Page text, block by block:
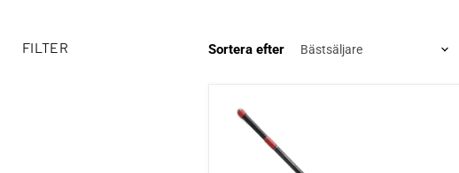
FILTER Sortera efter
Slagdorn / Järnten för 3/4" befästningsrör 1.2m